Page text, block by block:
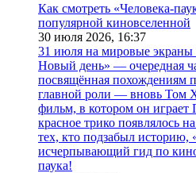
Как смотреть «Человека-
популярной киновселенной
30 июля 2026, 16:37
31 июля на мировые экраны
Новый день» — очередная
посвящённая похождениям
главной роли — вновь Том
фильм, в котором он играет
красное трико появлялось
тех, кто подзабыл историю,
исчерпывающий гид по
паука!